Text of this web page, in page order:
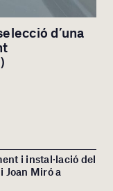
d’una
i instal·lació del
Joan Miró a